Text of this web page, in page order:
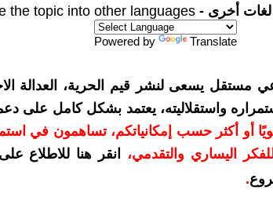
أخرى - the topic into other languages
Powered by Translate
مستقل يسعى لنشر قيم الحرية، العدالة
واستقلاليته، يعتمد بشكل كامل على
دولارات سنويًا أو أكثر حسب إمكانياتكم، تساهمون في
اليساري والتقدمي،
انقر هنا للاطلاع
.